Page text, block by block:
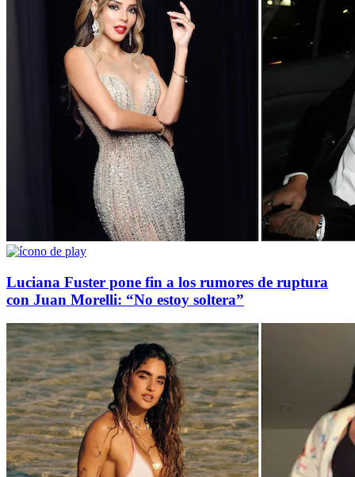
Luciana Fuster pone fin a los rumores de ruptura
con Juan Morelli: “No estoy soltera”